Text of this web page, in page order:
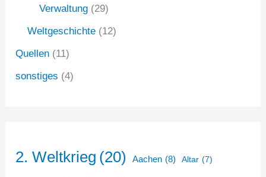
Verwaltung (29)
Weltgeschichte (12)
Quellen (11)
sonstiges (4)
2. Weltkrieg (20) Aachen (8) Altar (7)